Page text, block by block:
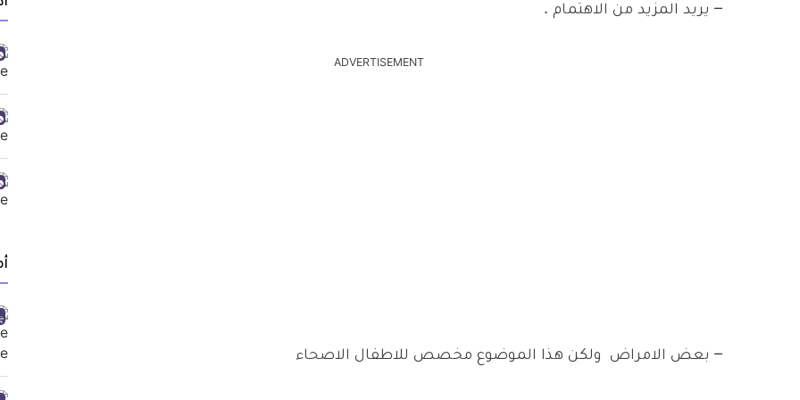
– يريد المزيد من الاهتمام .
ADVERTISEMENT
– بعض الامراض ولكن هذا الموضوع مخصص للاطفال الاصحاء